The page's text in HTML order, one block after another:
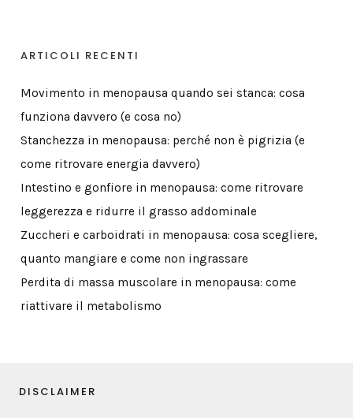
ARTICOLI RECENTI
Movimento in menopausa quando sei stanca: cosa
funziona davvero (e cosa no)
Stanchezza in menopausa: perché non è pigrizia (e
come ritrovare energia davvero)
Intestino e gonfiore in menopausa: come ritrovare
leggerezza e ridurre il grasso addominale
Zuccheri e carboidrati in menopausa: cosa scegliere,
quanto mangiare e come non ingrassare
Perdita di massa muscolare in menopausa: come
riattivare il metabolismo
DISCLAIMER